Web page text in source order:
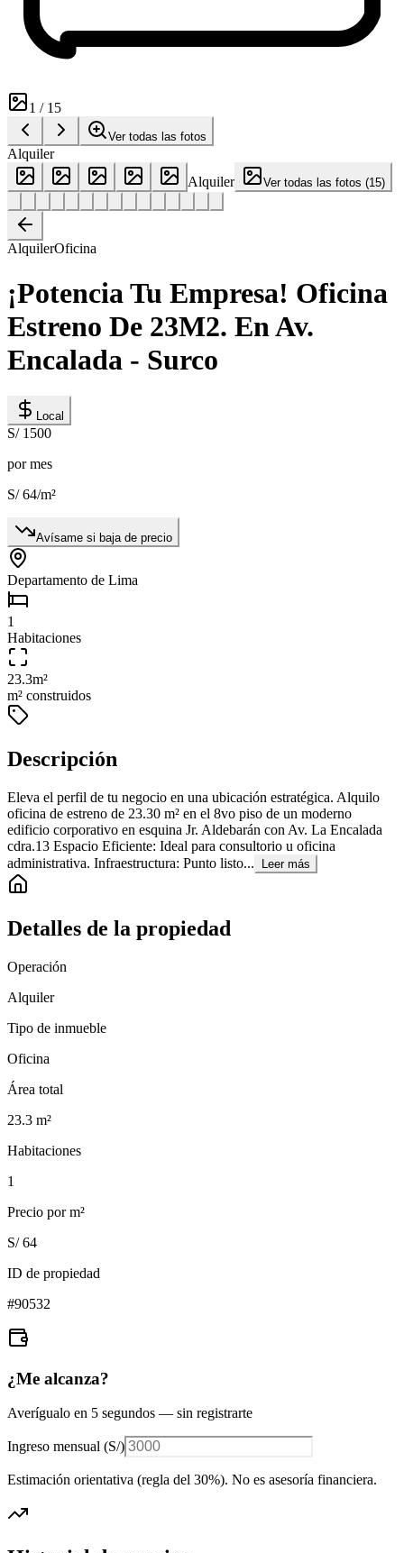
1 / 15
Ver todas las fotos
Alquiler
Alquiler
Ver todas las fotos (15)
AlquilerOficina
¡Potencia Tu Empresa! Oficina
Estreno De 23M2. En Av.
Encalada - Surco
Local
S/ 1500
por mes
S/ 64/m²
Avísame si baja de precio
Departamento de Lima
1
Habitaciones
23.3m²
m² construidos
Descripción
Eleva el perfil de tu negocio en una ubicación estratégica. Alquilo
oficina de estreno de 23.30 m² en el 8vo piso de un moderno
edificio corporativo en esquina Jr. Aldebarán con Av. La Encalada
cdra.13 Espacio Eficiente: Ideal para consultorio u oficina
administrativa. Infraestructura: Punto listo...
Leer más
Detalles de la propiedad
Operación
Alquiler
Tipo de inmueble
Oficina
Área total
23.3 m²
Habitaciones
1
Precio por m²
S/ 64
ID de propiedad
#90532
¿Me alcanza?
Averígualo en 5 segundos — sin registrarte
Ingreso mensual (S/)
Estimación orientativa (regla del 30%). No es asesoría financiera.